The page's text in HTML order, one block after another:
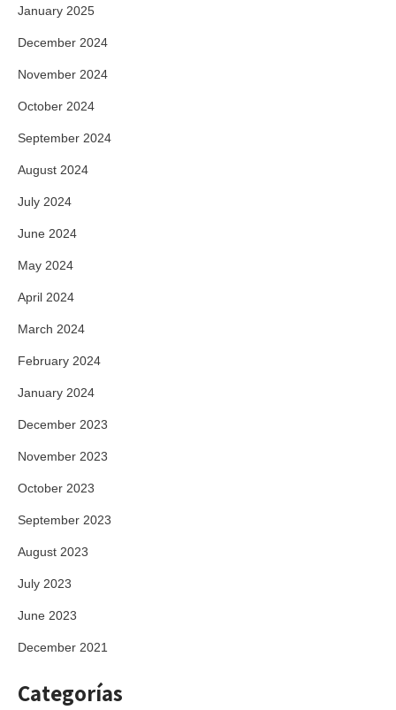
January 2025
December 2024
November 2024
October 2024
September 2024
August 2024
July 2024
June 2024
May 2024
April 2024
March 2024
February 2024
January 2024
December 2023
November 2023
October 2023
September 2023
August 2023
July 2023
June 2023
December 2021
Categorías